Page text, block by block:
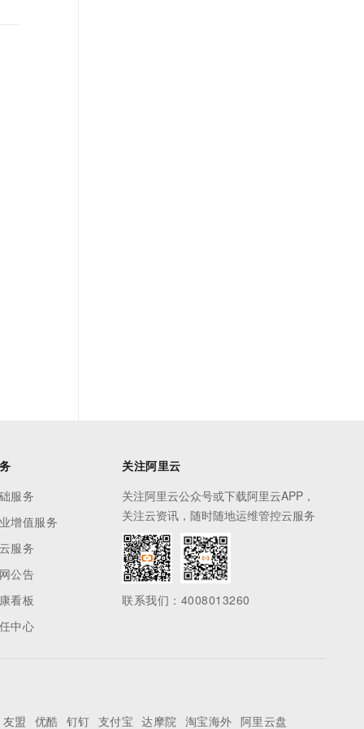
服务
增值服务
服务
公告
看板
中心
关注阿里云
关注阿里云公众号或下载阿里云APP，
关注云资讯，随时随地运维管控云服务
联系我们：4008013260
友盟 优酷 钉钉 支付宝 达摩院 淘宝海外 阿里云盘